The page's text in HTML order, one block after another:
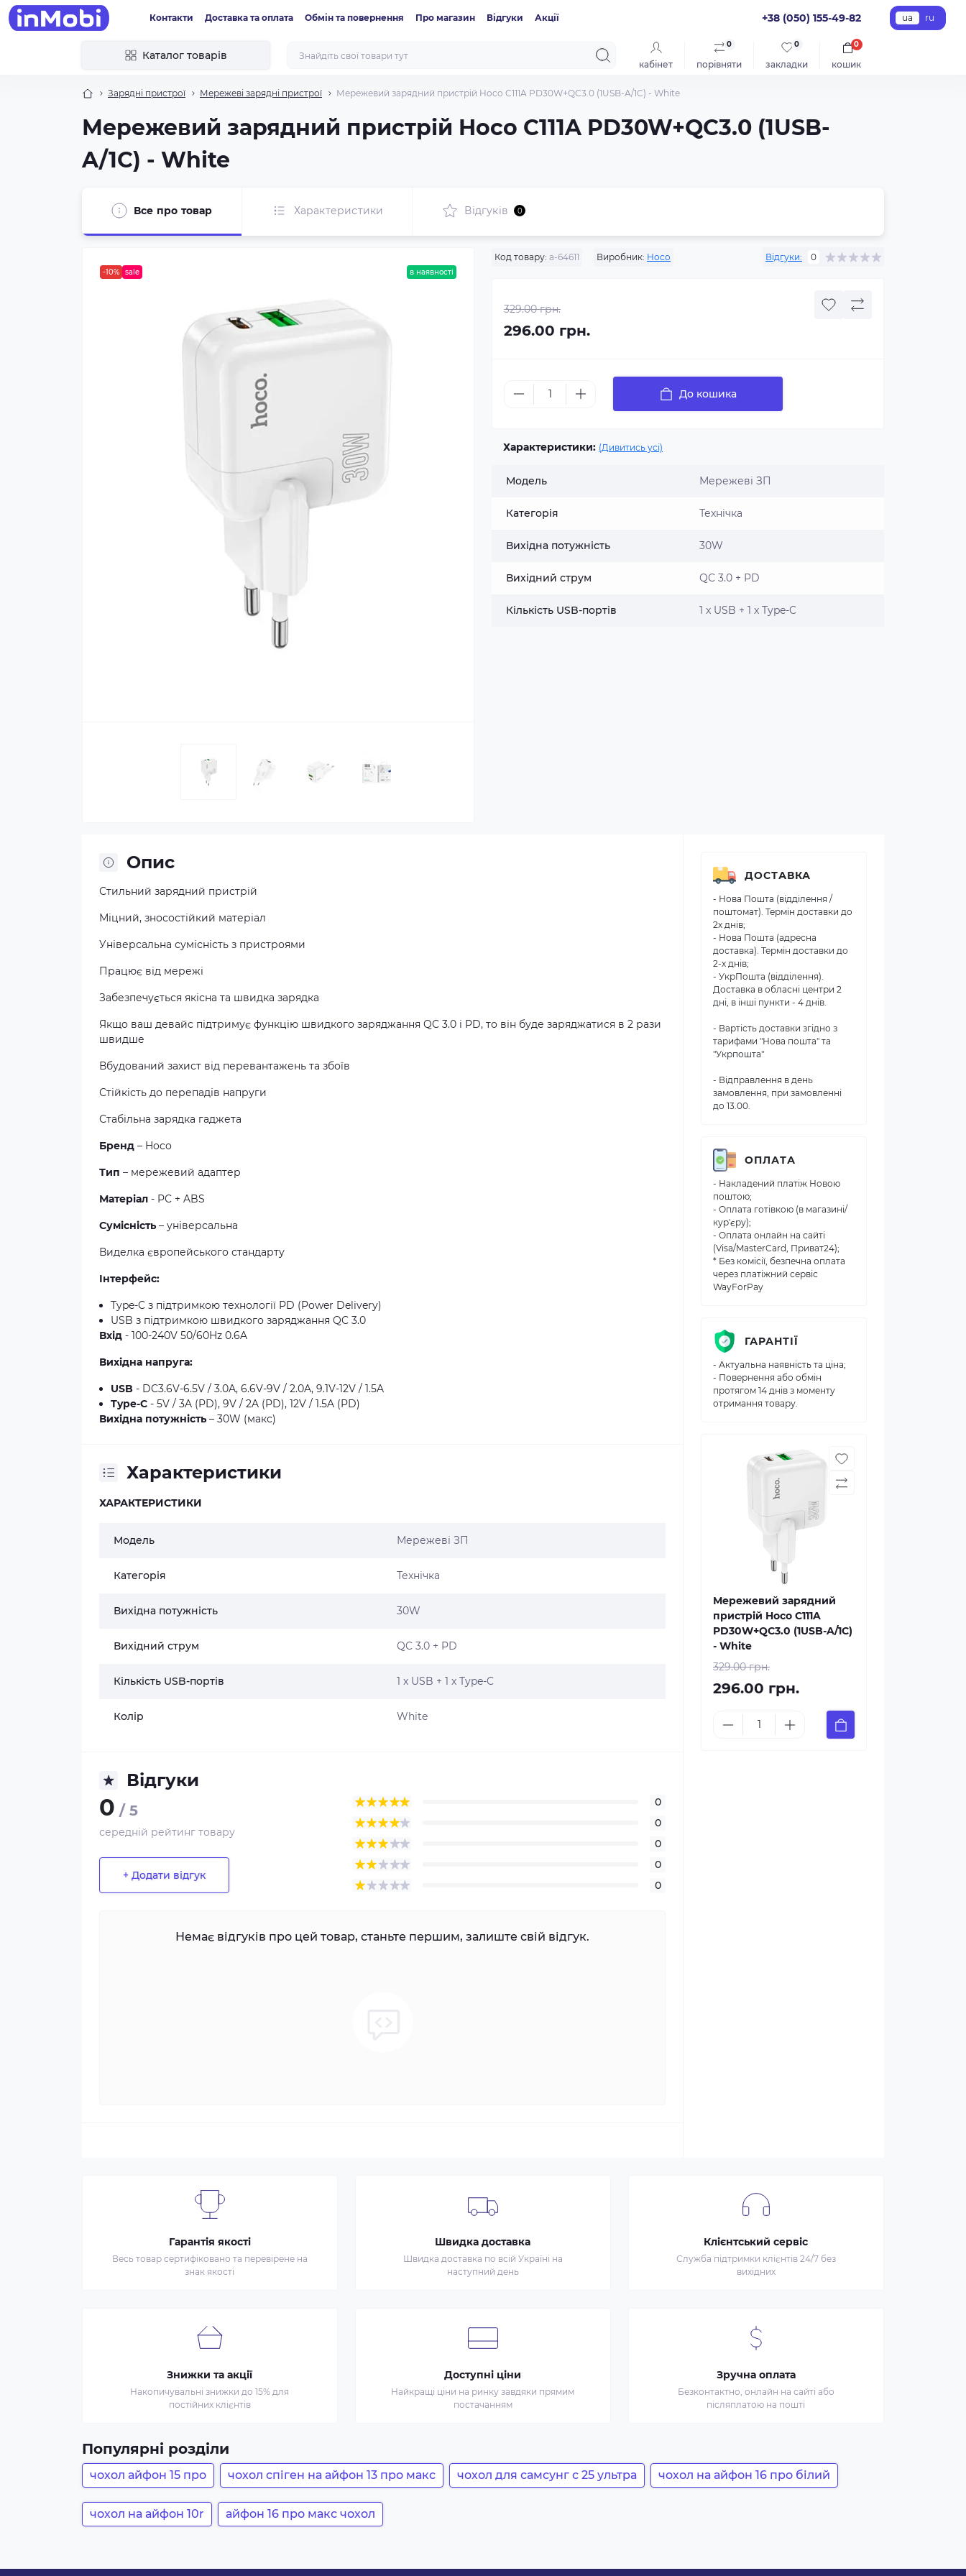
Контакти Доставка та оплата Обмін та повернення Про магазин Відгуки Акції +38 (050) 155-49-82 ua ru
Каталог товарів
кабінет порівняти
0
закладки
0
кошик
0
Зарядні пристрої Мережеві зарядні пристрої Мережевий зарядний пристрій Hoco C111A PD30W+QC3.0 (1USB-A/1C) - White
Мережевий зарядний пристрій Hoco C111A PD30W+QC3.0 (1USB-
A/1C) - White
Все про товар Характеристики Відгуків 0
-10% sale в наявності
Код товару: a-64611 Виробник: Hoco Відгуки: 0
329.00 грн.
296.00 грн.
До кошика
Характеристики: (Дивитись усі)
Модель Мережеві ЗП
Категорія Технічка
Вихідна потужність 30W
Вихідний струм QC 3.0 + PD
Кількість USB-портів 1 x USB + 1 x Type-C
Опис
Стильний зарядний пристрій
Міцний, зносостійкий матеріал
Універсальна сумісність з пристроями
Працює від мережі
Забезпечується якісна та швидка зарядка
Якщо ваш девайс підтримує функцію швидкого заряджання QC 3.0 і PD, то він буде заряджатися в 2 рази
швидше
Вбудований захист від перевантажень та збоїв
Стійкість до перепадів напруги
Стабільна зарядка гаджета
Бренд – Hoco
Тип – мережевий адаптер
Матеріал - PC + ABS
Сумісність – універсальна
Виделка європейського стандарту
Інтерфейс:
Type-C з підтримкою технології PD (Power Delivery)
USB з підтримкою швидкого заряджання QC 3.0
Вхід - 100-240V 50/60Hz 0.6A
Вихідна напруга:
USB - DC3.6V-6.5V / 3.0A, 6.6V-9V / 2.0A, 9.1V-12V / 1.5A
Type-C - 5V / 3A (PD), 9V / 2A (PD), 12V / 1.5A (PD)
Вихідна потужність – 30W (макс)
Характеристики
ХАРАКТЕРИСТИКИ
Модель Мережеві ЗП
Категорія Технічка
Вихідна потужність 30W
Вихідний струм QC 3.0 + PD
Кількість USB-портів 1 x USB + 1 x Type-C
Колір White
Відгуки
0 / 5
середній рейтинг товару
+ Додати відгук
0
0
0
0
0
Немає відгуків про цей товар, станьте першим, залиште свій відгук.
ДОСТАВКА
- Нова Пошта (відділення /
поштомат). Термін доставки до
2х днів;
- Нова Пошта (адресна
доставка). Термін доставки до
2-х днів;
- УкрПошта (відділення).
Доставка в обласні центри 2
дні, в інші пункти - 4 днів.
- Вартість доставки згідно з
тарифами "Нова пошта" та
"Укрпошта"
- Відправлення в день
замовлення, при замовленні
до 13.00.
ОПЛАТА
- Накладений платіж Новою
поштою;
- Оплата готівкою (в магазині/
кур'єру);
- Оплата онлайн на сайті
(Visa/MasterCard, Приват24);
* Без комісії, безпечна оплата
через платіжний сервіс
WayForPay
ГАРАНТІЇ
- Актуальна наявність та ціна;
- Повернення або обмін
протягом 14 днів з моменту
отримання товару.
Мережевий зарядний
пристрій Hoco C111A
PD30W+QC3.0 (1USB-A/1C)
- White
329.00 грн.
296.00 грн.
Гарантія якості
Весь товар сертифіковано та перевірене на
знак якості
Швидка доставка
Швидка доставка по всій Україні на
наступний день
Клієнтський сервіс
Служба підтримки клієнтів 24/7 без
вихідних
Знижки та акції
Накопичувальні знижки до 15% для
постійних клієнтів
Доступні ціни
Найкращі ціни на ринку завдяки прямим
постачанням
Зручна оплата
Безконтактно, онлайн на сайті або
післяплатою на пошті
Популярні розділи
чохол айфон 15 про чохол спіген на айфон 13 про макс чохол для самсунг с 25 ультра чохол на айфон 16 про білий
чохол на айфон 10r айфон 16 про макс чохол